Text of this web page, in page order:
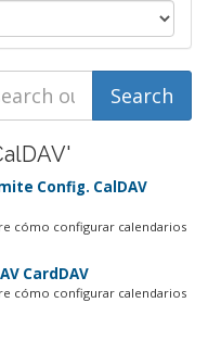
Config. CalDAV
cómo configurar calendarios
CardDAV
cómo configurar calendarios